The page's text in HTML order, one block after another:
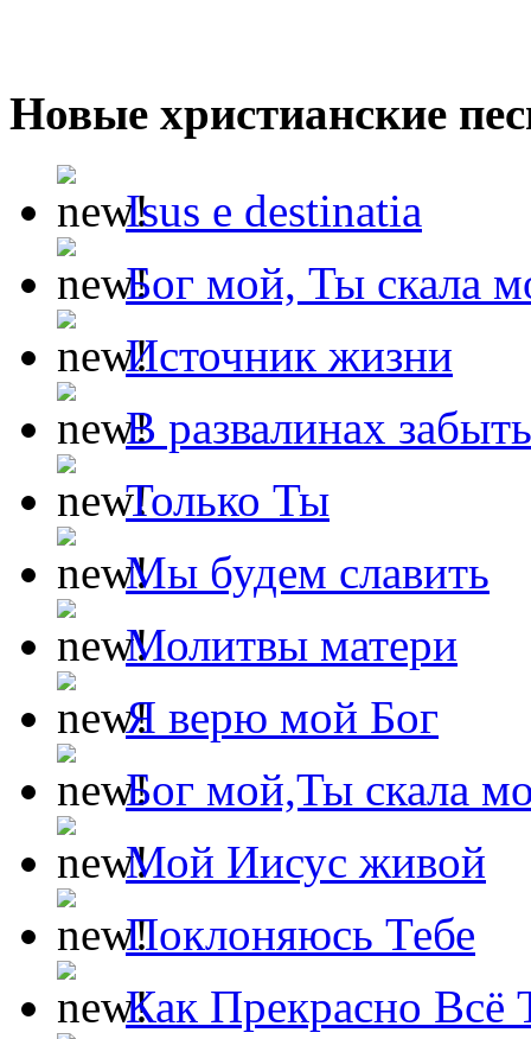
Новые христианские
Isus e destinatia
Бог мой, Ты скала
Источник жизни
В развалинах
Только Ты
Мы будем славить
Молитвы матери
Я верю мой Бог
Бог мой,Ты скала
Мой Иисус живой
Поклоняюсь Тебе
Как Прекрасно Всё